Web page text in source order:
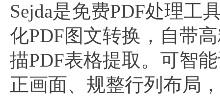
Sejda是免费PDF处理工
化PDF图文转换，自带
描PDF表格提取。可智
正画面、规整行列布局